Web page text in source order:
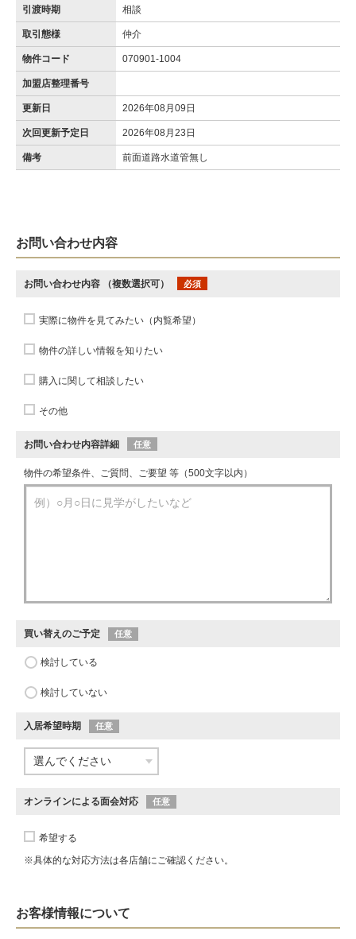
引渡時期 相談
取引態様 仲介
物件コード 070901-1004
加盟店整理番号
更新日 2026年08月09日
次回更新予定日 2026年08月23日
備考 前面道路水道管無し
お問い合わせ内容
お問い合わせ内容 （複数選択可） 必須
実際に物件を見てみたい（内覧希望）
物件の詳しい情報を知りたい
購入に関して相談したい
その他
お問い合わせ内容詳細 任意
物件の希望条件、ご質問、ご要望 等（500文字以内）
買い替えのご予定 任意
検討している
検討していない
入居希望時期 任意
オンラインによる面会対応 任意
希望する
※具体的な対応方法は各店舗にご確認ください。
お客様情報について